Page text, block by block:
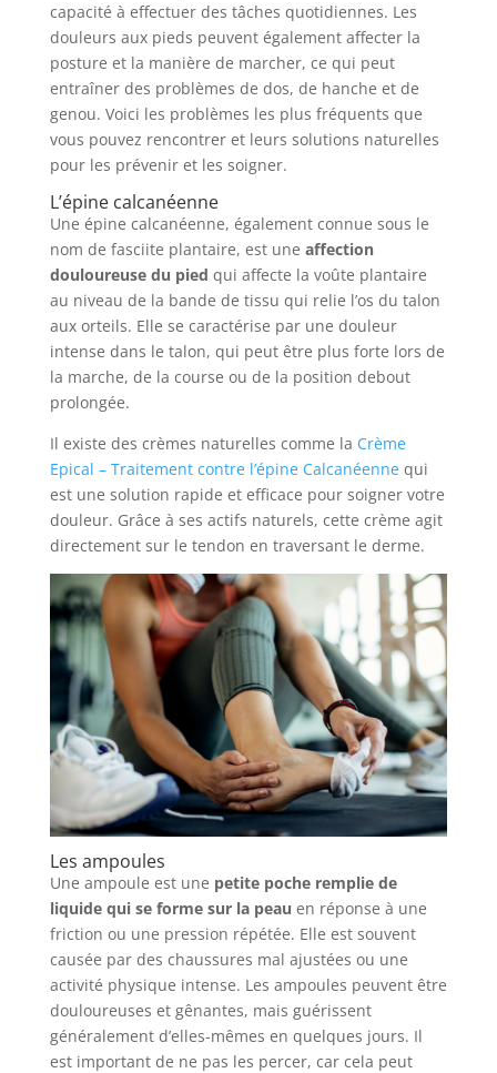
capacité à effectuer des tâches quotidiennes. Les
douleurs aux pieds peuvent également affecter la
posture et la manière de marcher, ce qui peut
entraîner des problèmes de dos, de hanche et de
genou. Voici les problèmes les plus fréquents que
vous pouvez rencontrer et leurs solutions naturelles
pour les prévenir et les soigner.
L’épine calcanéenne
Une épine calcanéenne, également connue sous le
nom de fasciite plantaire, est une affection
douloureuse du pied qui affecte la voûte plantaire
au niveau de la bande de tissu qui relie l’os du talon
aux orteils. Elle se caractérise par une douleur
intense dans le talon, qui peut être plus forte lors de
la marche, de la course ou de la position debout
prolongée.
Il existe des crèmes naturelles comme la Crème
Epical – Traitement contre l’épine Calcanéennequi
est une solution rapide et efficace pour soigner votre
douleur. Grâce à ses actifs naturels, cette crème agit
directement sur le tendon en traversant le derme.
Les ampoules
Une ampoule est une petite poche remplie de
liquide qui se forme sur la peau en réponse à une
friction ou une pression répétée. Elle est souvent
causée par des chaussures mal ajustées ou une
activité physique intense. Les ampoules peuvent être
douloureuses et gênantes, mais guérissent
généralement d’elles-mêmes en quelques jours. Il
est important de ne pas les percer, car cela peut